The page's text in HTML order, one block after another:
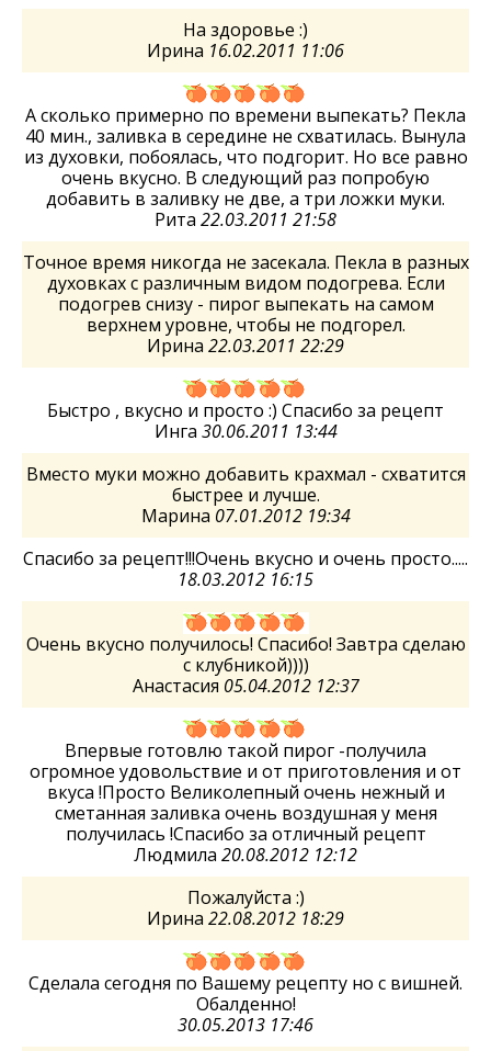
На здоровье :)
Ирина 16.02.2011 11:06
А сколько примерно по времени выпекать? Пекла
40 мин., заливка в середине не схватилась. Вынула
из духовки, побоялась, что подгорит. Но все равно
очень вкусно. В следующий раз попробую
добавить в заливку не две, а три ложки муки.
Рита 22.03.2011 21:58
Точное время никогда не засекала. Пекла в разных
духовках с различным видом подогрева. Если
подогрев снизу - пирог выпекать на самом
верхнем уровне, чтобы не подгорел.
Ирина 22.03.2011 22:29
Быстро , вкусно и просто :) Спасибо за рецепт
Инга 30.06.2011 13:44
Вместо муки можно добавить крахмал - схватится
быстрее и лучше.
Марина 07.01.2012 19:34
Спасибо за рецепт!!!Очень вкусно и очень просто.....
18.03.2012 16:15
Очень вкусно получилось! Спасибо! Завтра сделаю
с клубникой))))
Анастасия 05.04.2012 12:37
Впервые готовлю такой пирог -получила
огромное удовольствие и от приготовления и от
вкуса !Просто Великолепный очень нежный и
сметанная заливка очень воздушная у меня
получилась !Спасибо за отличный рецепт
Людмила 20.08.2012 12:12
Пожалуйста :)
Ирина 22.08.2012 18:29
Сделала сегодня по Вашему рецепту но с вишней.
Обалденно!
30.05.2013 17:46